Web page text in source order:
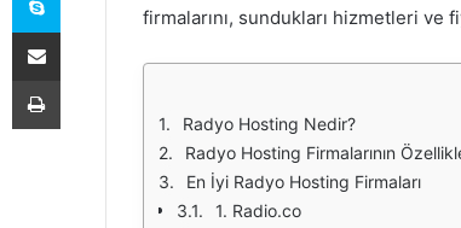
firmalarını, sundukları hizmetleri ve
Radyo Hosting Nedir?
Radyo Hosting Firmalarının
En İyi Radyo Hosting Firmaları
1. Radio.co
E-Posta ile paylaş